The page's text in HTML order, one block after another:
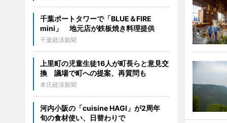
千葉ポートタワーで「BLUE＆FIRE
mini」 地元店が鉄板焼き料理提供
千葉経済新聞
上里町の児童生徒16人が町長らと意見交
換 議場で町への提案、再質問も
本庄経済新聞
河内小阪の「cuisine HAGI」が2周年
旬の食材使い、日替わりで